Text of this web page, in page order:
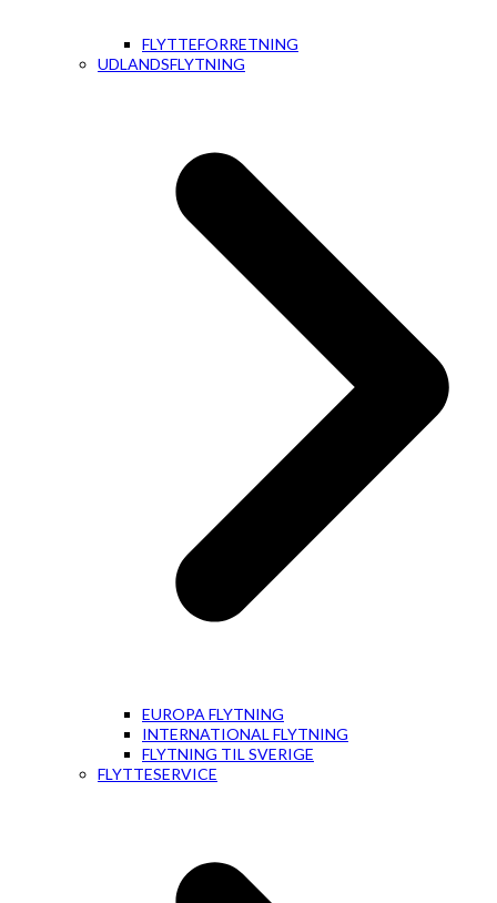
FLYTTEFORRETNING
UDLANDSFLYTNING
EUROPA FLYTNING
INTERNATIONAL FLYTNING
FLYTNING TIL SVERIGE
FLYTTESERVICE